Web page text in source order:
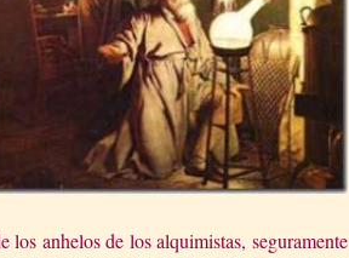
anhelos de los alquimistas, seguramente